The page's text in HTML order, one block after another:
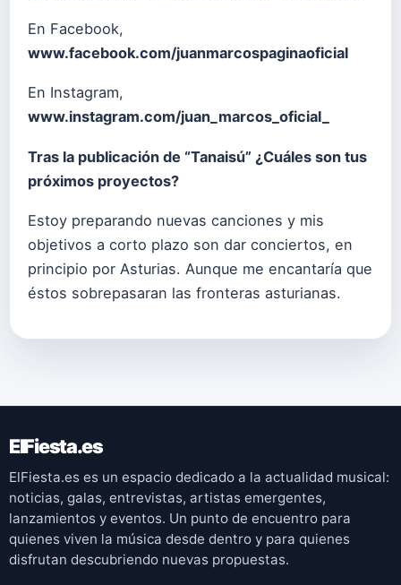
En Facebook,
www.facebook.com/juanmarcospaginaoficial
En Instagram,
www.instagram.com/juan_marcos_oficial_
Tras la publicación de “Tanaisú” ¿Cuáles son tus
próximos proyectos?
Estoy preparando nuevas canciones y mis
objetivos a corto plazo son dar conciertos, en
principio por Asturias. Aunque me encantaría que
éstos sobrepasaran las fronteras asturianas.
ElFiesta.es
ElFiesta.es es un espacio dedicado a la actualidad musical:
noticias, galas, entrevistas, artistas emergentes,
lanzamientos y eventos. Un punto de encuentro para
quienes viven la música desde dentro y para quienes
disfrutan descubriendo nuevas propuestas.